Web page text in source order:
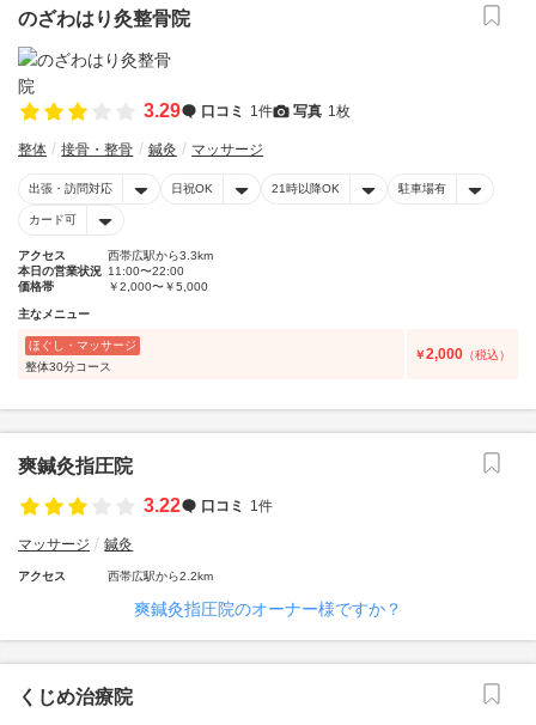
のざわはり灸整骨院
3.29 口コミ 1件 写真 1枚
整体 接骨・整骨 鍼灸 マッサージ
出張・訪問対応 日祝OK 21時以降OK 駐車場有
カード可
アクセス
西帯広駅から3.3km
本日の営業状況 11:00〜22:00
価格帯
￥2,000〜￥5,000
主なメニュー
ほぐし・マッサージ
整体30分コース
￥2,000 （税込）
爽鍼灸指圧院
3.22
口コミ 1件
マッサージ 鍼灸
アクセス 西帯広駅から2.2km
爽鍼灸指圧院のオーナー様ですか？
くじめ治療院